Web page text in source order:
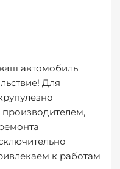
автомобиль
Для
к работам